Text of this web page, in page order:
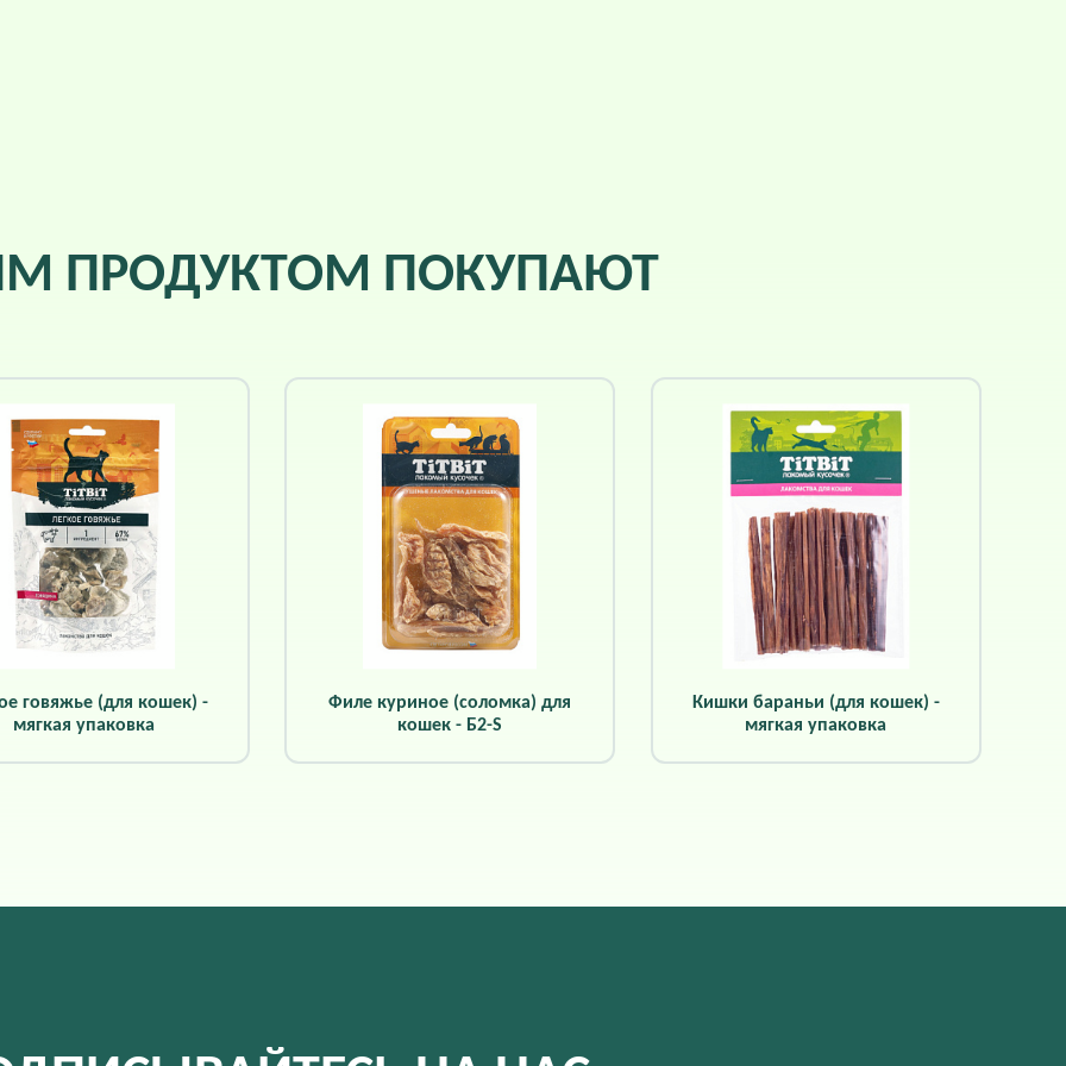
ПРОДУКТОМ ПОКУПАЮТ
говяжье (для кошек) -
мягкая упаковка
Филе куриное (соломка) для
кошек - Б2-S
Кишки бараньи (для кошек) -
мягкая упаковка